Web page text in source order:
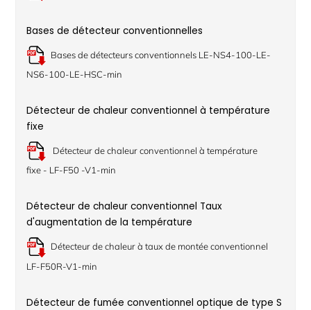
Bases de détecteur conventionnelles
Bases de détecteurs conventionnels LE-NS4-100-LE-
NS6-100-LE-HSC-min
Détecteur de chaleur conventionnel à température
fixe
Détecteur de chaleur conventionnel à température
fixe - LF-F50 -V1-min
Détecteur de chaleur conventionnel Taux
d'augmentation de la température
Détecteur de chaleur à taux de montée conventionnel
LF-F50R-V1-min
Détecteur de fumée conventionnel optique de type S